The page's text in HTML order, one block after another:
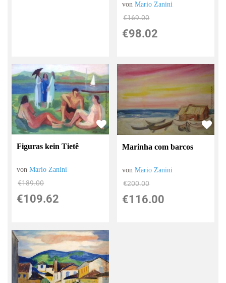
vonMario Zanini
€169.00
€98.02
Figuras kein Tietê
vonMario Zanini
€189.00
€109.62
Marinha com barcos
vonMario Zanini
€200.00
€116.00